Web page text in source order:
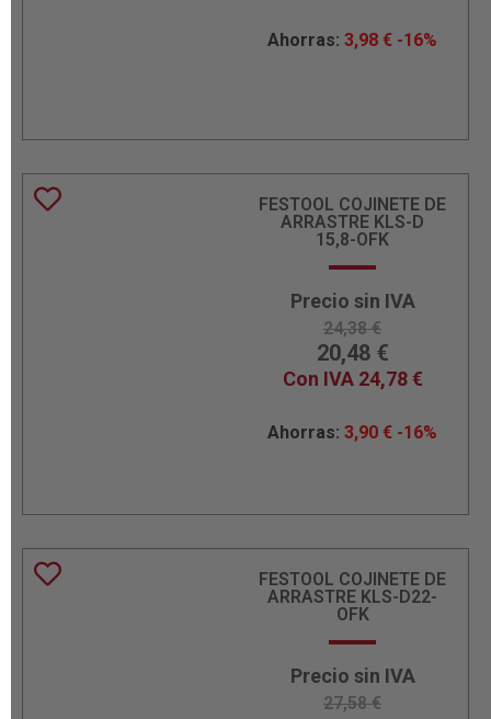
Ahorras: 3,98 € -16%
FESTOOL COJINETE DE
ARRASTRE KLS-D
15,8-OFK
Precio sin IVA
24,38€
20,48 €
Con IVA 24,78€
Ahorras: 3,90 € -16%
FESTOOL COJINETE DE
ARRASTRE KLS-D22-
OFK
Precio sin IVA
27,58€